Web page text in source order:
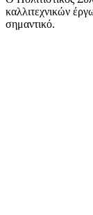
καλλιτεχνικών
σημαντικό.